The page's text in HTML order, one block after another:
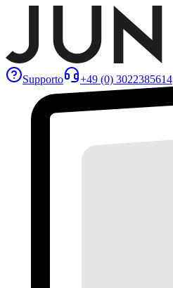
Supporto +49 (0) 3022385614